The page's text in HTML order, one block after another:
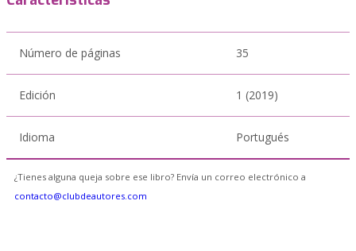
Número de páginas 35
Edición 1 (2019)
Idioma Portugués
¿Tienes alguna queja sobre ese libro? Envía un correo electrónico a
contacto@clubdeautores.com